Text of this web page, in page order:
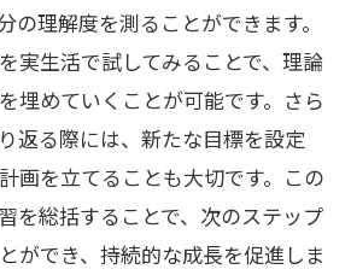
の理解度を測ることができます。
実生活で試してみることで、理論
埋めていくことが可能です。さら
返る際には、新たな目標を設定
画を立てることも大切です。この
を総括することで、次のステップ
ができ、持続的な成長を促進しま